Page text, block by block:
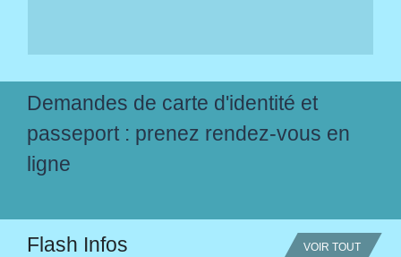
Demandes de carte d'identité et
passeport : prenez rendez-vous en
ligne
Flash Infos VOIR TOUT